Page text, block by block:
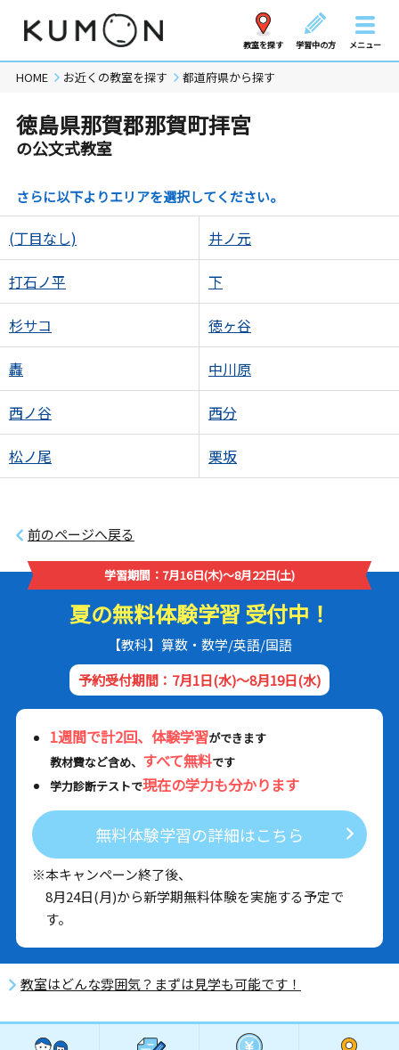
教室を探す 学習中の方 メニュー
HOME お近くの教室を探す 都道府県から探す
徳島県那賀郡那賀町拝宮
の公文式教室
さらに以下よりエリアを選択してください。
(丁目なし) 井ノ元
打石ノ平 下
杉サコ 徳ヶ谷
轟 中川原
西ノ谷 西分
松ノ尾 栗坂
前のページへ戻る
学習期間：7月16日(木)～8月22日(土)
夏の無料体験学習 受付中！
【教科】算数・数学/英語/国語
予約受付期間：7月1日(水)～8月19日(水)
1週間で計2回、体験学習ができます
教材費など含め、 すべて無料です
学力診断テストで現在の学力も分かります
無料体験学習の詳細はこちら
※本キャンペーン終了後、
8月24日(月)から新学期無料体験を実施する予定で
す。
教室はどんな雰囲気？まずは見学も可能です！